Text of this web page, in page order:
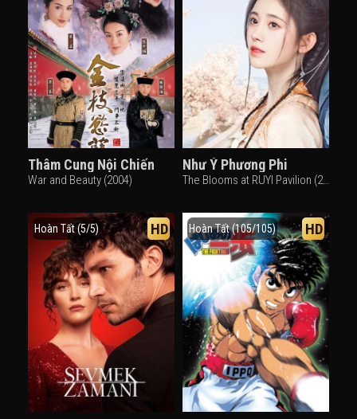
Thâm Cung Nội Chiến
War and Beauty (2004)
Như Ý Phương Phi
The Blooms at RUYI Pavilion (2020)
Hoàn Tất (5/5) HD Hoàn Tất (105/105) HD